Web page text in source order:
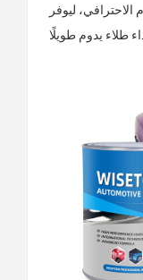
الاحترافي، ليوفر